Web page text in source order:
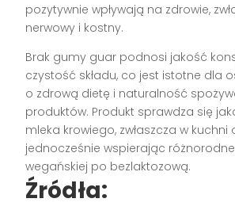
pozytywnie wpływają na zdrowie,
nerwowy i kostny.
Brak gumy guar podnosi jakość
czystość składu, co jest istotne dla
o zdrową dietę i naturalność
produktów. Produkt sprawdza się
mleka krowiego, zwłaszcza w kuchni
jednocześnie wspierając
wegańskiej po bezlaktozową.
Źródła: